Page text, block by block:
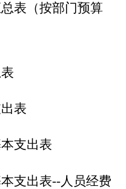
表（按部门预算
表
支出表
支出表--人员经费